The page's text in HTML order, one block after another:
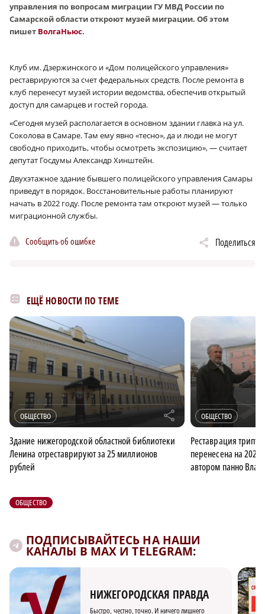
управления по вопросам миграции ГУ МВД России по
Самарской области откроют музей миграции. Об этом
пишет ВолгаНьюс.
Клуб им. Дзержинского и «Дом полицейского управления»
реставрируются за счет федеральных средств. После ремонта в
клуб перенесут музей истории ведомства, обеспечив открытый
доступ для самарцев и гостей города.
«Сегодня музей располагается в основном здании главка на ул.
Соколова в Самаре. Там ему явно «тесно», да и люди не могут
свободно приходить, чтобы осмотреть экспозицию», — считает
депутат Госдумы Александр Хинштейн.
Двухэтажное здание бывшего полицейского управления Самары
приведут в порядок. Восстановительные работы планируют
начать в 2022 году. После ремонта там откроют музей — только
миграционной службы.
Сообщить об ошибке Поделиться
ЕЩЁ НОВОСТИ ПО ТЕМЕ
ОБЩЕСТВО r
Здание нижегородской областной библиотеки
Ленина отреставрируют за 25 миллионов
рублей
ОБЩЕСТВО
Реставрация
перенесена на 2022
автором панно
ОБЩЕСТВО
ПОДПИСЫВАЙТЕСЬ НА НАШИ
КАНАЛЫ В MAX И TELEGRAM:
НИЖЕГОРОДСКАЯ ПРАВДА
Быстро, честно, точно. И ничего лишнего